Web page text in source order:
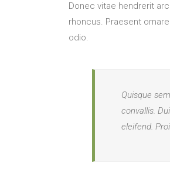
Donec vitae hendrerit
rhoncus. Praesent
odio.
Quisque
convallis.
eleifend.